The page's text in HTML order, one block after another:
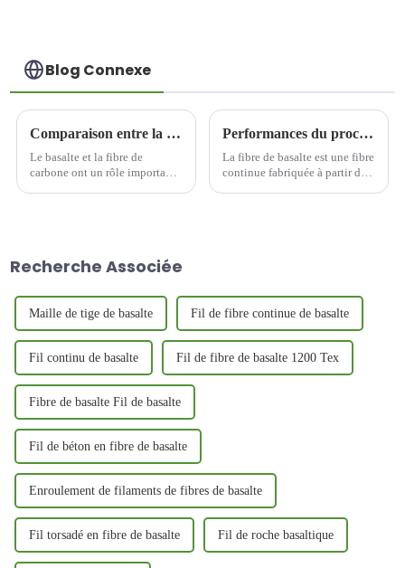
Blog Connexe
Comparaison entre la fibre de basalte et la fibre de carbone
Le basalte et la fibre de
carbone ont un rôle important
Performances du processus de préparation et d'étirage du traitement des fibres de basalte
La fibre de basalte est une fibre
continue fabriquée à partir de
Recherche Associée
Maille de tige de basalte Fil de fibre continue de basalte
Fil continu de basalte Fil de fibre de basalte 1200 Tex
Fibre de basalte Fil de basalte
Fil de béton en fibre de basalte
Enroulement de filaments de fibres de basalte
Fil torsadé en fibre de basalte Fil de roche basaltique